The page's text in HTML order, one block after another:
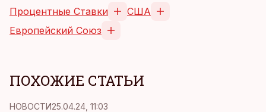
Процентные Ставки
США
Европейский Союз
ПОХОЖИЕ СТАТЬИ
НОВОСТИ25.04.24, 11:03